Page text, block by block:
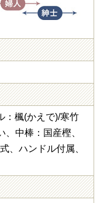
：楓(かえで)/寒竹
中棒：国産樫、
、ハンドル付属、